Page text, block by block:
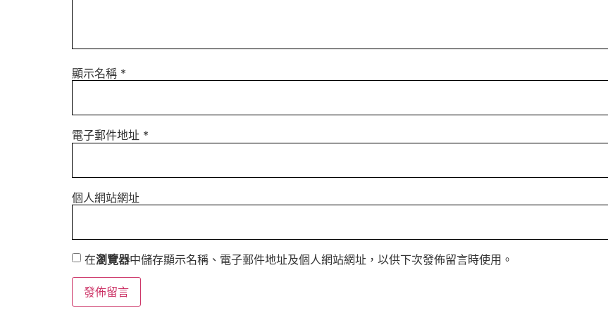
顯示名稱 *
電子郵件地址 *
個人網站網址
在瀏覽器中儲存顯示名稱、電子郵件地址及個人網站網址，以供下次發佈留言時使用。